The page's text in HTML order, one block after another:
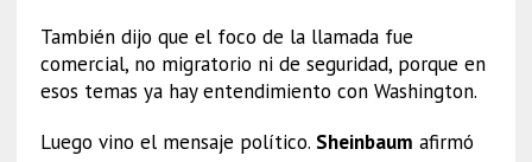
También dijo que el foco de la llamada fue
comercial, no migratorio ni de seguridad, porque en
esos temas ya hay entendimiento con Washington.
Luego vino el mensaje político. Sheinbaum afirmó